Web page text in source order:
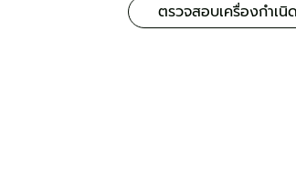
ตรวจสอบเครื่องกำเนิ